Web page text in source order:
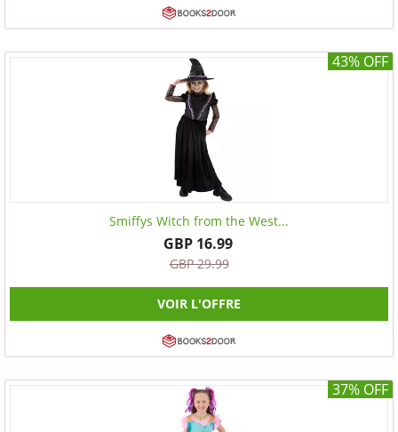
43% OFF
Smiffys Witch from the West...
GBP 16.99
GBP 29.99
VOIR L'OFFRE
37% OFF